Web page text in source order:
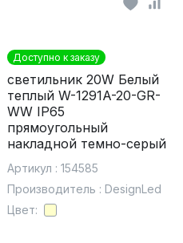
Доступно к заказу
светильник 20W Белый
теплый W-1291A-20-GR-
WW IP65
прямоугольный
накладной темно-серый
Артикул : 154585
Производитель : DesignLed
Цвет: